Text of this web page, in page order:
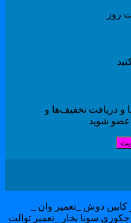
و دریافت تخفیف‌ها و
شوید
دوش _تعمیر وان _
سونا بخار _تعمیر توالت